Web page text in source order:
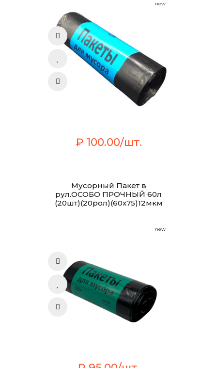
new
₽ 100.00/шт.
Мусорный Пакет в
рул.ОСОБО ПРОЧНЫЙ 60л
(20шт)(20рол)(60х75)12мкм
new